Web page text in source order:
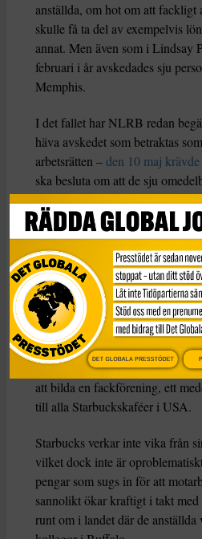
anställda, om hot om att fackligt
skulle få ta del av exempelvis
annat. Men även som i Lindsay
februari i år avskedades sju
Memphis.
I det fallet har NLRB redan
häva avskedet som betraktas
arbetsrätten –den 10 maj
ska besluta om att de sju
jobb.
Och den 6 maj utfärdade en
regionen ett omfattande
vilket företaget ska ha gjort sig
av brottslig antifacklig
kommer att överklaga.
I klagomålet uppmanades
vd spela in ett meddelande om
att bilda en fackförening, ett
till alla Starbuckskaféer i USA.
Starbucks verkar inte vika från
vilket dock inte är
pengar som sugs in för att
sannolikt ökar kraftigt i takt med
runt om i landet där de
DET GLOBALA PRESSTÖDET